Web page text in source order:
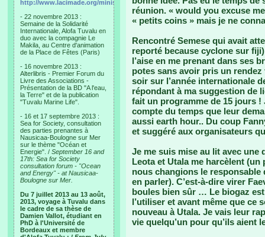
http://www.lacimade.org/minisites/migrantscene
- 22 novembre 2013 :
Semaine de la Solidarité
Internationale, Alofa Tuvalu en
duo avec la compagnie Le
Makila, au Centre d'animation
de la Place de Fêtes (Paris)
- 16 novembre 2013 :
Alterlibris - Premier Forum du
Livre des Associations -
Présentation de la BD "A l'eau,
la Terre" et de la publication
"Tuvalu Marine Life".
- 16 et 17 septembre 2013 :
Sea for Society, consultation
des parties prenantes à
Nausicaa-Boulogne sur Mer
sur le thème "Océan et
Energie". / September 16 and
17th: Sea for Society
consultation forum - "Ocean
and Energy" - at Nausicaa-
Boulogne sur Mer.
Du 7 juillet 2013 au 13 août,
2013, voyage à Tuvalu dans
le cadre de sa thèse de
Damien Vallot, étudiant en
PhD à l'Université de
Bordeaux et membre
réunion. « would you excuse
« petits coins » mais je ne
Rencontré Semese qui avait
reporté because cyclone sur
l’aise en me prenant dans ses
potes sans avoir pris un
soir sur l’année internationale
répondant à ma suggestion de
fait un programme de 15 jours !
compte du temps que leur
aussi earth hour.. Du coup
et suggéré aux organisateurs
Je me suis mise au lit avec
Leota et Utala me harcèlent
nous changions le
en parler). C’est-à-dire virer
boules bien sûr … Le biogaz
l’utiliser et avant même que ce
nouveau à Utala. Je vais leur
vie quelqu’un pour qu’ils aient